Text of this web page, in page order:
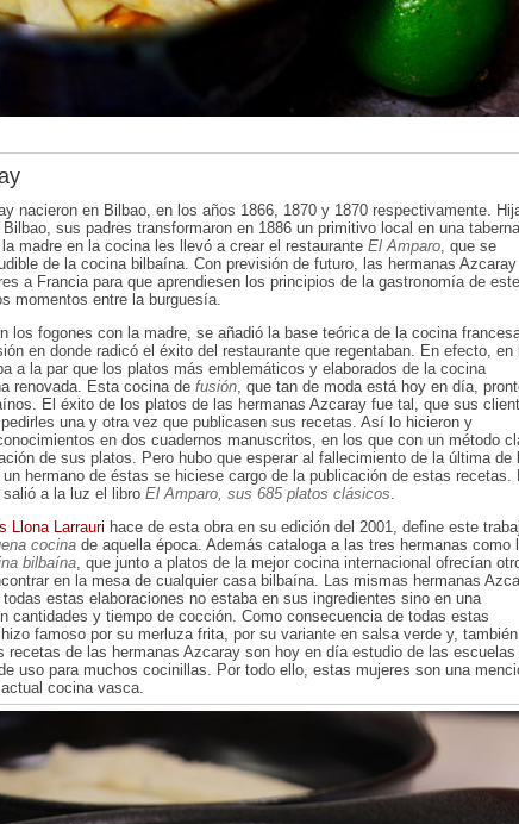
nacieron en Bilbao, en los años 1866, 1870 y 1870 respectivamente.
sus padres transformaron en 1886 un primitivo local en una
madre en la cocina les llevó a crear el restaurante El Amparo , que se
de la cocina bilbaína. Con previsión de futuro, las hermanas Azcaray
a Francia para que aprendiesen los principios de la gastronomía de este
momentos entre la burguesía.
los fogones con la madre, se añadió la base teórica de la cocina
en donde radicó el éxito del restaurante que regentaban. En efecto, en
a la par que los platos más emblemáticos y elaborados de la cocina
renovada. Esta cocina de fusión , que tan de moda está hoy en día,
El éxito de los platos de las hermanas Azcaray fue tal, que sus
una y otra vez que publicasen sus recetas. Así lo hicieron y
en dos cuadernos manuscritos, en los que con un método
de sus platos. Pero hubo que esperar al fallecimiento de la última de
un hermano de éstas se hiciese cargo de la publicación de estas recetas.
a la luz el libro El Amparo, sus 685 platos clásicos
Llona Larrauri hace de esta obra en su edición del 2001, define este
cocina de aquella época. Además cataloga a las tres hermanas como
bilbaína , que junto a platos de la mejor cocina internacional ofrecían
en la mesa de cualquier casa bilbaína. Las mismas hermanas
estas elaboraciones no estaba en sus ingredientes sino en una
cantidades y tiempo de cocción. Como consecuencia de todas estas
famoso por su merluza frita, por su variante en salsa verde y,
recetas de las hermanas Azcaray son hoy en día estudio de las escuelas
uso para muchos cocinillas. Por todo ello, estas mujeres son una
cocina vasca.